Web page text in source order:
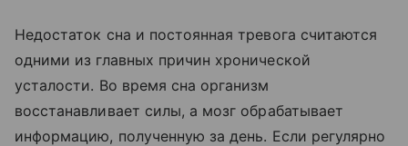
Недостаток сна и постоянная тревога считаются
одними из главных причин хронической
усталости. Во время сна организм
восстанавливает силы, а мозг обрабатывает
информацию, полученную за день. Если регулярно